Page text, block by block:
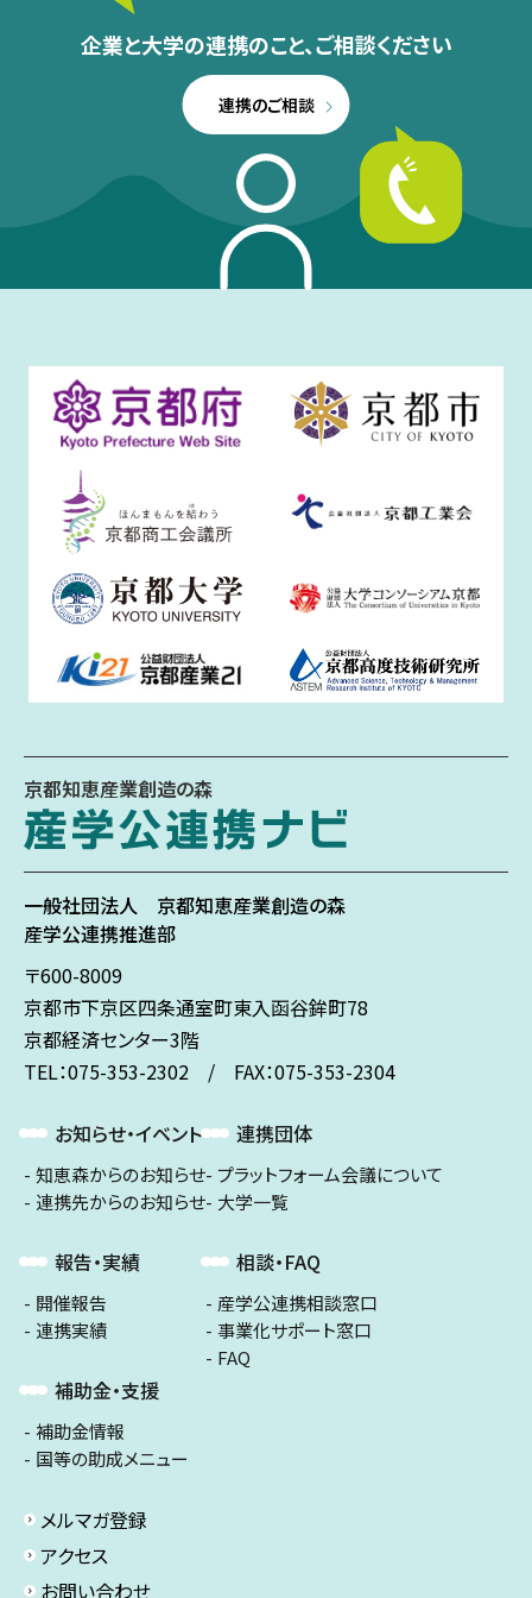
企業と大学の連携のこと、ご相談ください
連携のご相談
京都知恵産業創造の森
一般社団法人 京都知恵産業創造の森
産学公連携推進部
〒600-8009
京都市下京区四条通室町東入函谷鉾町78
京都経済センター3階
TEL：075-353-2302 / FAX：075-353-2304
お知らせ・イベント
知恵森からのお知らせ
連携先からのお知らせ
報告・実績
開催報告
連携実績
補助金・支援
補助金情報
国等の助成メニュー
連携団体
プラットフォーム会議について
大学一覧
相談・FAQ
産学公連携相談窓口
事業化サポート窓口
FAQ
メルマガ登録
アクセス
お問い合わせ